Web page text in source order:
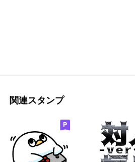
関連スタンプ